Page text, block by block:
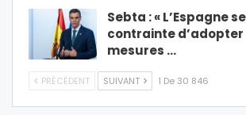
Sebta : « L’Espagne
contrainte d’adopter
mesures …
PRÉCÉDENT SUIVANT 1 De 30 846